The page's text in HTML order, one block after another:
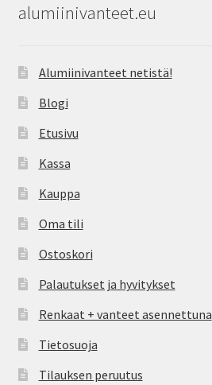
alumiinivanteet.eu
Alumiinivanteet netistä!
Blogi
Etusivu
Kassa
Kauppa
Oma tili
Ostoskori
Palautukset ja hyvitykset
Renkaat + vanteet asennettuna
Tietosuoja
Tilauksen peruutus